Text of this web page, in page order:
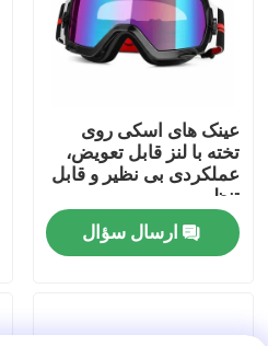
اخبار
موارد
درخواست نقل قول
عینک ایمنی عینک
عینک های اسکی روی
تخته با لنز قابل تعویض،
عملکردی بی نظیر و قابل
تنظیم
ارسال سؤال